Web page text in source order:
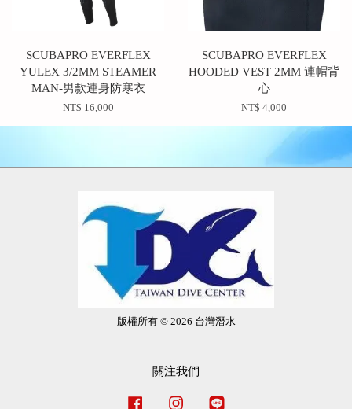
SCUBAPRO EVERFLEX
YULEX 3/2MM STEAMER
MAN-男款連身防寒衣
NT$ 16,000
SCUBAPRO EVERFLEX
HOODED VEST 2MM 連帽背
心
NT$ 4,000
版權所有 © 2026 台灣潛水
關注我們
Facebook Instagram